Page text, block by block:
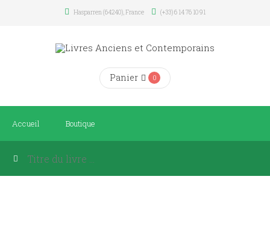
Hasparren (64240), France (+33) 6 14 76 10 91
Panier 0
Accueil Boutique